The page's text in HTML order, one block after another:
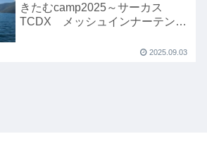
きたむcamp2025～サーカス
TCDX メッシュインナーテント
2025.09.03